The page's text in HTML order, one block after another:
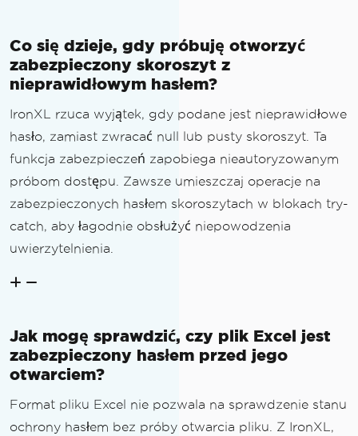
Co się dzieje, gdy próbuję otworzyć
zabezpieczony skoroszyt z
nieprawidłowym hasłem?
IronXL rzuca wyjątek, gdy podane jest nieprawidłowe
hasło, zamiast zwracać null lub pusty skoroszyt. Ta
funkcja zabezpieczeń zapobiega nieautoryzowanym
próbom dostępu. Zawsze umieszczaj operacje na
zabezpieczonych hasłem skoroszytach w blokach try-
catch, aby łagodnie obsłużyć niepowodzenia
uwierzytelnienia.
Jak mogę sprawdzić, czy plik Excel jest
zabezpieczony hasłem przed jego
otwarciem?
Format pliku Excel nie pozwala na sprawdzenie stanu
ochrony hasłem bez próby otwarcia pliku. Z IronXL,